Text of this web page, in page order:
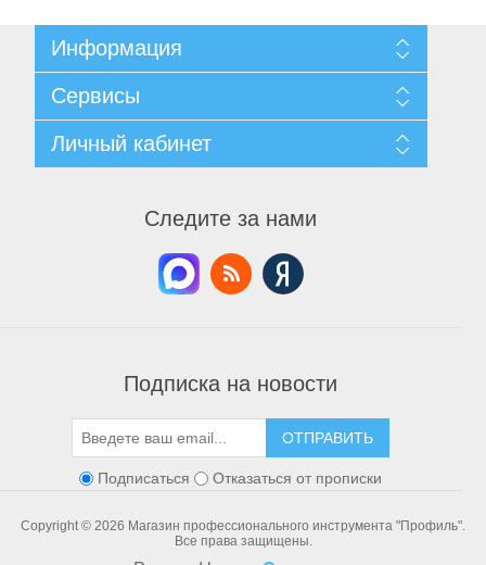
Информация
Доставка и возврат
Согласие на обработку персональных данных
Условия использования
О нас
Сервисы
Архив новостей
Личный кабинет
Мои списки пожелания
Следите за нами
Подписка на новости
ОТПРАВИТЬ
Подписаться Отказаться от прописки
Copyright © 2026 Магазин профессионального инструмента "Профиль".
Все права защищены.